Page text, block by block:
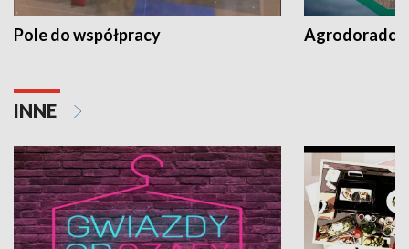
Pole do współpracy Agrodoradcy
INNE